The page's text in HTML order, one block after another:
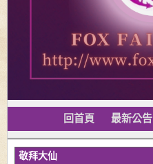
回首頁 最新公告
敬拜大仙